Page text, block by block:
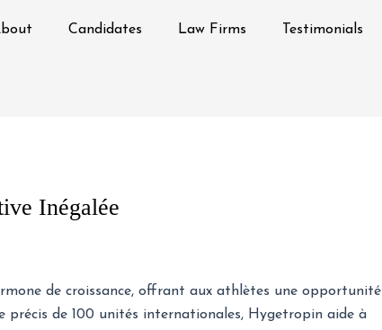
Candidates Law Firms Testimonials
Inégalée
de croissance, offrant aux athlètes une opportunité
précis de 100 unités internationales, Hygetropin aide à